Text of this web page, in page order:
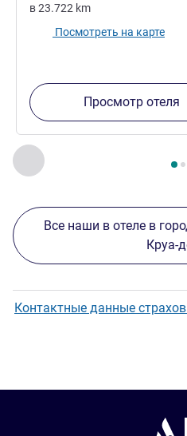
Назад - Другие отели
Страница , Другие
в23.722 km
Посмотреть на карте
Просмотр отеля
Все наши в отеле в
Круа-
Контактные данные